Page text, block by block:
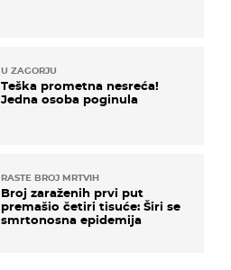
U ZAGORJU
Teška prometna nesreća!
Jedna osoba poginula
RASTE BROJ MRTVIH
Broj zaraženih prvi put
premašio četiri tisuće: Širi se
smrtonosna epidemija